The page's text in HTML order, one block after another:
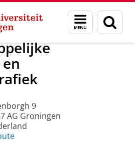
Menu
en
zoeken
Waar vindt u ons
9
AG Groningen